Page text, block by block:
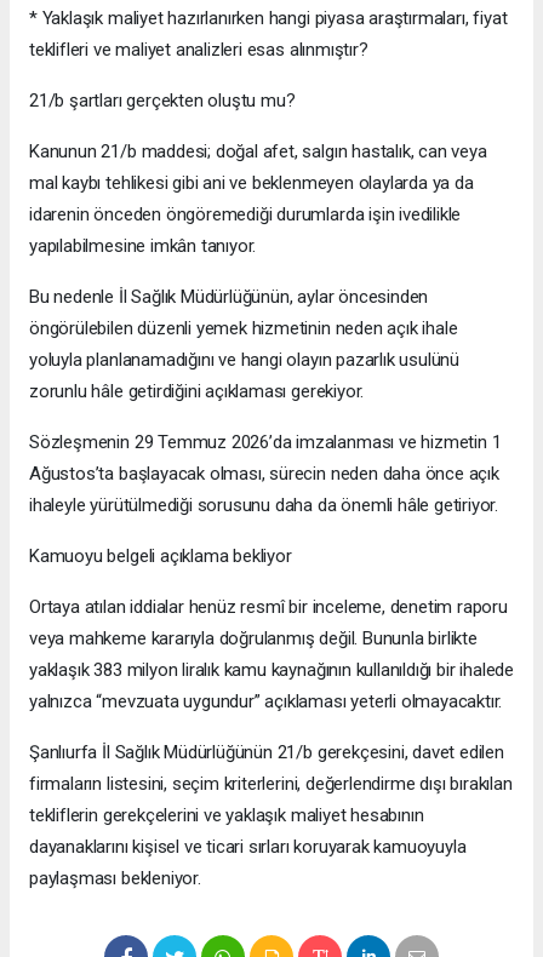
* Yaklaşık maliyet hazırlanırken hangi piyasa araştırmaları, fiyat
teklifleri ve maliyet analizleri esas alınmıştır?
21/b şartları gerçekten oluştu mu?
Kanunun 21/b maddesi; doğal afet, salgın hastalık, can veya
mal kaybı tehlikesi gibi ani ve beklenmeyen olaylarda ya da
idarenin önceden öngöremediği durumlarda işin ivedilikle
yapılabilmesine imkân tanıyor.
Bu nedenle İl Sağlık Müdürlüğünün, aylar öncesinden
öngörülebilen düzenli yemek hizmetinin neden açık ihale
yoluyla planlanamadığını ve hangi olayın pazarlık usulünü
zorunlu hâle getirdiğini açıklaması gerekiyor.
Sözleşmenin 29 Temmuz 2026’da imzalanması ve hizmetin 1
Ağustos’ta başlayacak olması, sürecin neden daha önce açık
ihaleyle yürütülmediği sorusunu daha da önemli hâle getiriyor.
Kamuoyu belgeli açıklama bekliyor
Ortaya atılan iddialar henüz resmî bir inceleme, denetim raporu
veya mahkeme kararıyla doğrulanmış değil. Bununla birlikte
yaklaşık 383 milyon liralık kamu kaynağının kullanıldığı bir ihalede
yalnızca “mevzuata uygundur” açıklaması yeterli olmayacaktır.
Şanlıurfa İl Sağlık Müdürlüğünün 21/b gerekçesini, davet edilen
firmaların listesini, seçim kriterlerini, değerlendirme dışı bırakılan
tekliflerin gerekçelerini ve yaklaşık maliyet hesabının
dayanaklarını kişisel ve ticari sırları koruyarak kamuoyuyla
paylaşması bekleniyor.